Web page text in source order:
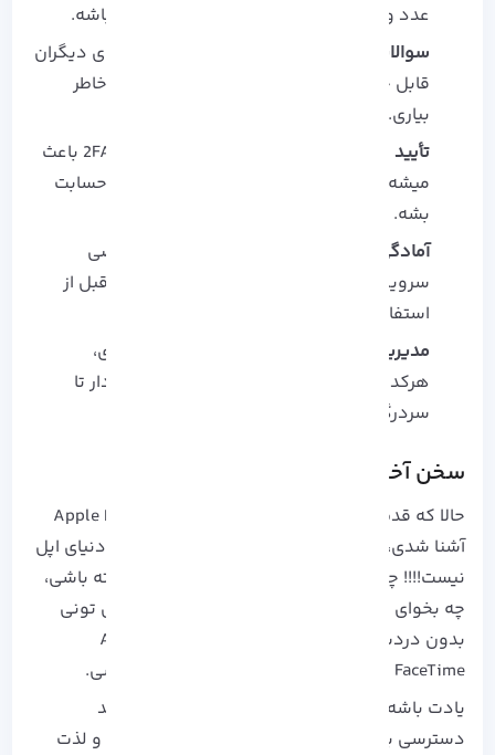
عدد و نماد استفاده کن و حداقل 12 کاراکتر باشه.
سوالات امنیتی هوشمندانه:
جواب‌ ها باید برای دیگران
قابل حدس نباشه، اما خودت بتونی راحت به خاطر
بیاری.
تأیید هویت دو مرحله‌ای (2FA):
فعال کردن 2FA باعث
میشه حتی اگر رمزت لو بره، کسی نتونه وارد حسابت
بشه.
آمادگی برای تحریم‌ ها
: اگر ایرانی هستی بعضی
سرویس‌ ها ممکنه محدود باشن پس بهتره قبل از
استفاده بررسی و برنامه‌ ریزی کنی .
مدیریت چند Apple ID
: اگه چند تا حساب داری،
هرکدوم رو با ایمیل و اطلاعات متفاوت نگه دار تا
سردرگمی پیش نیاد .
سخن آخر
حالا که قدم به قدم با روش‌های مختلف ساخت Apple ID
آشنا شدی، دیگه هیچ مانعی جلوی لذت بردنت از دنیای اپل
نیست!!!! چه تازه‌ کار باشی و اولین آیفونت رو گرفته باشی،
چه بخوای یه اکانت جدید بسازی، با این آموزش می‌ تونی
بدون دردسر و سردرگمی وارد App Store، iCloud،
iMessage، FaceTime و سایر سرویس‌ های اپل بشی.
یادت باشه که داشتن Apple ID درست و امن، کلید
دسترسی به امکانات فوق‌ العاده و تجربه‌ ای روان و لذت‌